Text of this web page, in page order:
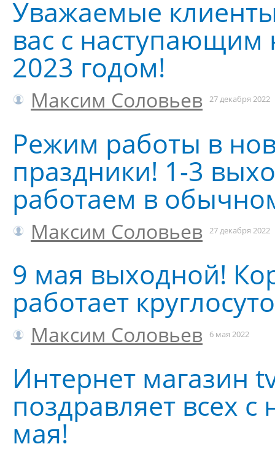
Уважаемые
вас с
2023 годом!
Максим Соловьев 27 декабря 2022
Режим работы в
праздники! 1-3
работаем в
Максим Соловьев 27 декабря 2022
9 мая выходной!
работает
Максим Соловьев 6 мая 2022
Интернет магазин
поздравляет всех
мая!